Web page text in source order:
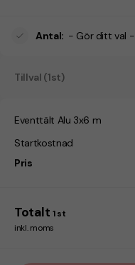
Antal: - Gör ditt val -
Tillval (1st)
Eventtält Alu 3x6 m
Startkostnad
Pris
Totalt 1 st
inkl. moms